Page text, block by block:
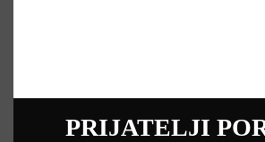
PRIJATELJI